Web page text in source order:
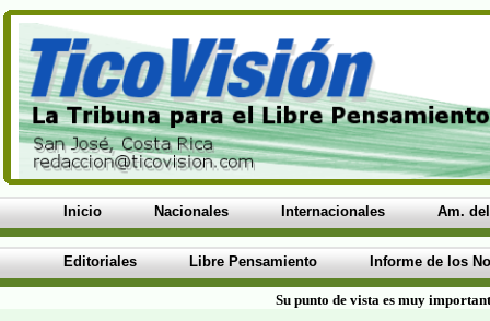
Inicio Nacionales Internacionales Am.
Editoriales Libre Pensamiento Informe de los
Su punto de vista es muy